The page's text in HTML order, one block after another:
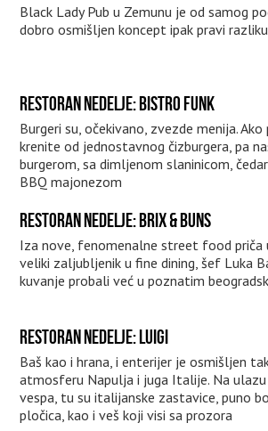
Black Lady Pub u Zemunu je od samog
dobro osmišljen koncept ipak pravi razliku
RESTORAN NEDELJE: BISTRO FUNK
Burgeri su, očekivano, zvezde menija.
krenite od jednostavnog čizburgera, pa
burgerom, sa dimljenom slaninicom,
BBQ majonezom
RESTORAN NEDELJE: BRIX & BUNS
Iza nove, fenomenalne street food priča
veliki zaljubljenik u fine dining, šef Luka
kuvanje probali već u poznatim
RESTORAN NEDELJE: LUIGI
Baš kao i hrana, i enterijer je osmišljen
atmosferu Napulja i juga Italije. Na
vespa, tu su italijanske zastavice, puno
pločica, kao i veš koji visi sa prozora